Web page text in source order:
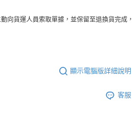
向貨運人員索取單據，並保留至退換貨完成，
顯示電腦版詳細說明
客服